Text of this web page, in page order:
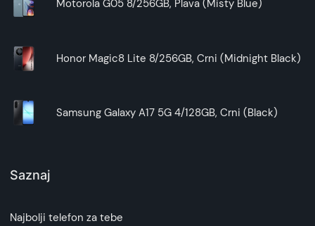
Motorola G05 8/256GB, Plava (Misty Blue)
Honor Magic8 Lite 8/256GB, Crni (Midnight Black)
Samsung Galaxy A17 5G 4/128GB, Crni (Black)
Saznaj
Najbolji telefon za tebe